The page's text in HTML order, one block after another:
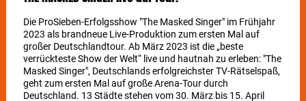
Die ProSieben-Erfolgsshow "The Masked Singer" im Frühjahr
2023 als brandneue Live-Produktion zum ersten Mal auf
großer Deutschlandtour. Ab März 2023 ist die „beste
verrückteste Show der Welt“ live und hautnah zu erleben: "The
Masked Singer", Deutschlands erfolgreichster TV-Rätselspaß,
geht zum ersten Mal auf große Arena-Tour durch
Deutschland. 13 Städte stehen vom 30. März bis 15. April